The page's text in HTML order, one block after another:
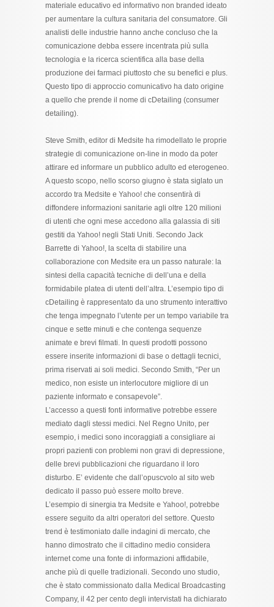
materiale educativo ed informativo non branded ideato
per aumentare la cultura sanitaria del consumatore. Gli
analisti delle industrie hanno anche concluso che la
comunicazione debba essere incentrata più sulla
tecnologia e la ricerca scientifica alla base della
produzione dei farmaci piuttosto che su benefici e plus.
Questo tipo di approccio comunicativo ha dato origine
a quello che prende il nome di cDetailing (consumer
detailing).
Steve Smith, editor di Medsite ha rimodellato le proprie
strategie di comunicazione on-line in modo da poter
attirare ed informare un pubblico adulto ed eterogeneo.
A questo scopo, nello scorso giugno è stata siglato un
accordo tra Medsite e Yahoo! che consentirà di
diffondere informazioni sanitarie agli oltre 120 milioni
di utenti che ogni mese accedono alla galassia di siti
gestiti da Yahoo! negli Stati Uniti. Secondo Jack
Barrette di Yahoo!, la scelta di stabilire una
collaborazione con Medsite era un passo naturale: la
sintesi della capacità tecniche di dell’una e della
formidabile platea di utenti dell’altra. L’esempio tipo di
cDetailing è rappresentato da uno strumento interattivo
che tenga impegnato l’utente per un tempo variabile tra
cinque e sette minuti e che contenga sequenze
animate e brevi filmati. In questi prodotti possono
essere inserite informazioni di base o dettagli tecnici,
prima riservati ai soli medici. Secondo Smith, “Per un
medico, non esiste un interlocutore migliore di un
paziente informato e consapevole”.
L’accesso a questi fonti informative potrebbe essere
mediato dagli stessi medici. Nel Regno Unito, per
esempio, i medici sono incoraggiati a consigliare ai
propri pazienti con problemi non gravi di depressione,
delle brevi pubblicazioni che riguardano il loro
disturbo. E’ evidente che dall’opuscvolo al sito web
dedicato il passo può essere molto breve.
L’esempio di sinergia tra Medsite e Yahoo!, potrebbe
essere seguito da altri operatori del settore. Questo
trend è testimoniato dalle indagini di mercato, che
hanno dimostrato che il cittadino medio considera
internet come una fonte di informazioni affidabile,
anche più di quelle tradizionali. Secondo uno studio,
che è stato commissionato dalla Medical Broadcasting
Company, il 42 per cento degli intervistati ha dichiarato